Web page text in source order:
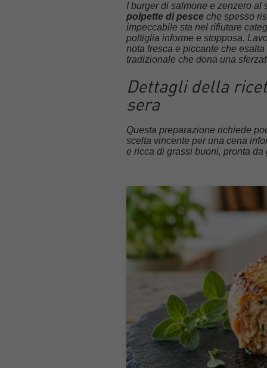
I burger di salmone e zenzero
polpette di pesce che spesso
impeccabile sta nel rifiutare
poltiglia informe e stopposa.
nota fresca e piccante che
tradizionale che dona una
Dettagli della
sera
Questa preparazione richiede
scelta vincente per una cena
e ricca di grassi buoni, pronta